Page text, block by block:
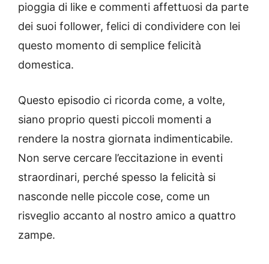
pioggia di like e commenti affettuosi da parte
dei suoi follower, felici di condividere con lei
questo momento di semplice felicità
domestica.
Questo episodio ci ricorda come, a volte,
siano proprio questi piccoli momenti a
rendere la nostra giornata indimenticabile.
Non serve cercare l’eccitazione in eventi
straordinari, perché spesso la felicità si
nasconde nelle piccole cose, come un
risveglio accanto al nostro amico a quattro
zampe.